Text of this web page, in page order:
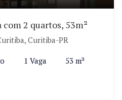
2 quartos, 53m²
Curitiba-PR
1 Vaga 53 m²